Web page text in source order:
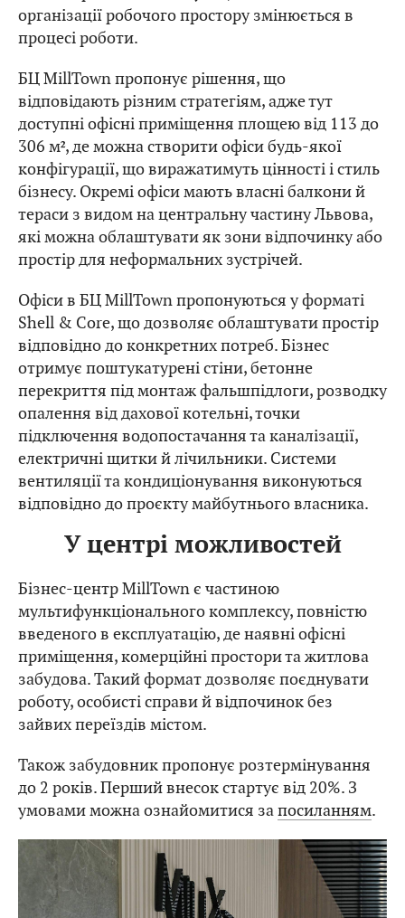
організації робочого простору змінюється в
процесі роботи.
БЦ MillTown пропонує рішення, що
відповідають різним стратегіям, адже тут
доступні офісні приміщення площею від 113 до
306 м², де можна створити офіси будь-якої
конфігурації, що виражатимуть цінності і стиль
бізнесу. Окремі офіси мають власні балкони й
тераси з видом на центральну частину Львова,
які можна облаштувати як зони відпочинку або
простір для неформальних зустрічей.
Офіси в БЦ MillTown пропонуються у форматі
Shell & Core, що дозволяє облаштувати простір
відповідно до конкретних потреб. Бізнес
отримує поштукатурені стіни, бетонне
перекриття під монтаж фальшпідлоги, розводку
опалення від дахової котельні, точки
підключення водопостачання та каналізації,
електричні щитки й лічильники. Системи
вентиляції та кондиціонування виконуються
відповідно до проєкту майбутнього власника.
У центрі можливостей
Бізнес-центр MillTown є частиною
мультифункціонального комплексу, повністю
введеного в експлуатацію, де наявні офісні
приміщення, комерційні простори та житлова
забудова. Такий формат дозволяє поєднувати
роботу, особисті справи й відпочинок без
зайвих переїздів містом.
Також забудовник пропонує розтермінування
до 2 років. Перший внесок стартує від 20%. З
умовами можна ознайомитися запосиланням.